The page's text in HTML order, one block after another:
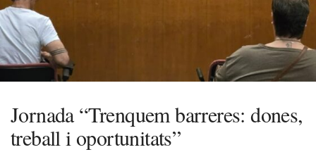
Jornada “Trenquem barreres: dones,
treball i oportunitats”